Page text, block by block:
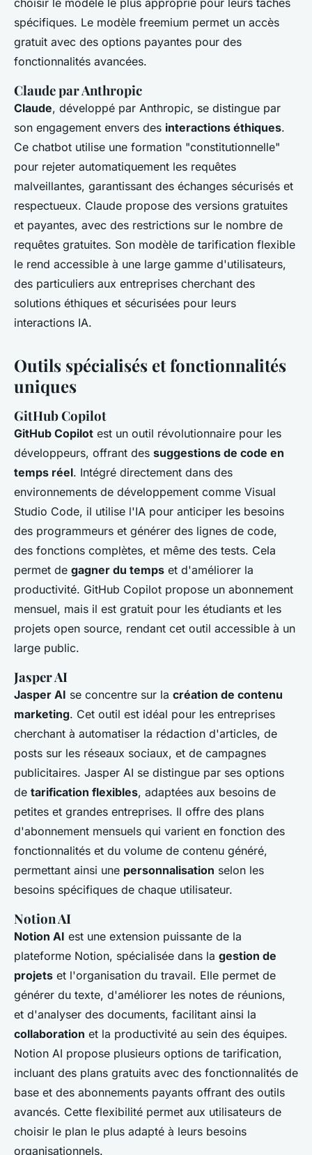
choisir le modèle le plus approprié pour leurs tâches
spécifiques. Le modèle freemium permet un accès
gratuit avec des options payantes pour des
fonctionnalités avancées.
Claude par Anthropic
Claude, développé par Anthropic, se distingue par
son engagement envers des interactions éthiques.
Ce chatbot utilise une formation "constitutionnelle"
pour rejeter automatiquement les requêtes
malveillantes, garantissant des échanges sécurisés et
respectueux. Claude propose des versions gratuites
et payantes, avec des restrictions sur le nombre de
requêtes gratuites. Son modèle de tarification flexible
le rend accessible à une large gamme d'utilisateurs,
des particuliers aux entreprises cherchant des
solutions éthiques et sécurisées pour leurs
interactions IA.
Outils spécialisés et fonctionnalités
uniques
GitHub Copilot
GitHub Copilot est un outil révolutionnaire pour les
développeurs, offrant des suggestions de code en
temps réel. Intégré directement dans des
environnements de développement comme Visual
Studio Code, il utilise l'IA pour anticiper les besoins
des programmeurs et générer des lignes de code,
des fonctions complètes, et même des tests. Cela
permet de gagner du temps et d'améliorer la
productivité. GitHub Copilot propose un abonnement
mensuel, mais il est gratuit pour les étudiants et les
projets open source, rendant cet outil accessible à un
large public.
Jasper AI
Jasper AI se concentre sur la création de contenu
marketing. Cet outil est idéal pour les entreprises
cherchant à automatiser la rédaction d'articles, de
posts sur les réseaux sociaux, et de campagnes
publicitaires. Jasper AI se distingue par ses options
de tarification flexibles, adaptées aux besoins de
petites et grandes entreprises. Il offre des plans
d'abonnement mensuels qui varient en fonction des
fonctionnalités et du volume de contenu généré,
permettant ainsi une personnalisation selon les
besoins spécifiques de chaque utilisateur.
Notion AI
Notion AI est une extension puissante de la
plateforme Notion, spécialisée dans la gestion de
projets et l'organisation du travail. Elle permet de
générer du texte, d'améliorer les notes de réunions,
et d'analyser des documents, facilitant ainsi la
collaboration et la productivité au sein des équipes.
Notion AI propose plusieurs options de tarification,
incluant des plans gratuits avec des fonctionnalités de
base et des abonnements payants offrant des outils
avancés. Cette flexibilité permet aux utilisateurs de
choisir le plan le plus adapté à leurs besoins
organisationnels.